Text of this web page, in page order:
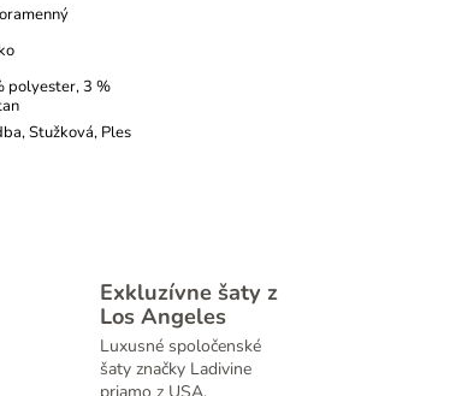
polyester, 3 %
Stužková, Ples
Exkluzívne šaty z
Los Angeles
Luxusné spoločenské
šaty značky Ladivine
priamo z USA.